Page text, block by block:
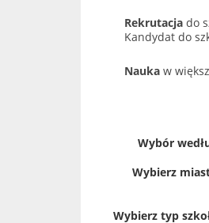
Rekrutacja do
Kandydat do
Nauka w
Wybór
Wybierz
Wybierz typ